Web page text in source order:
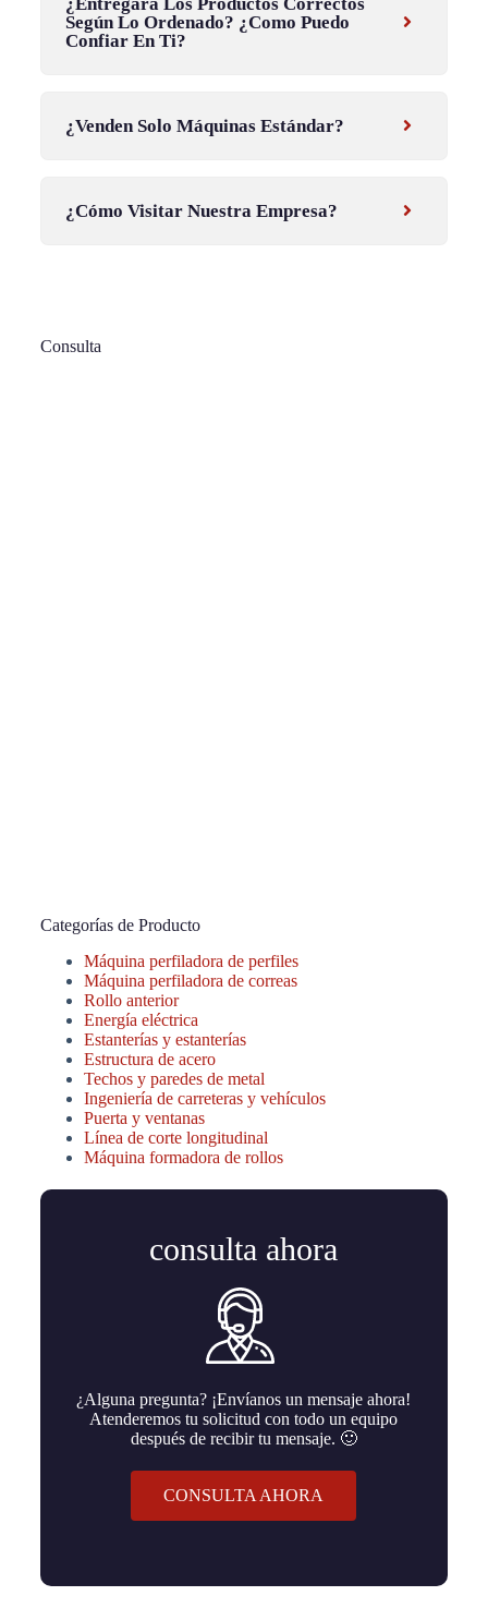
Según Lo Ordenado? ¿Como Puedo
Confiar En Ti?
¿Venden Solo Máquinas Estándar?
¿Cómo Visitar Nuestra Empresa?
Consulta
Categorías de Producto
Máquina perfiladora de perfiles
Máquina perfiladora de correas
Rollo anterior
Energía eléctrica
Estanterías y estanterías
Estructura de acero
Techos y paredes de metal
Ingeniería de carreteras y vehículos
Puerta y ventanas
Línea de corte longitudinal
Máquina formadora de rollos
consulta ahora
¿Alguna pregunta? ¡Envíanos un mensaje ahora!
Atenderemos tu solicitud con todo un equipo
después de recibir tu mensaje. 🙂
CONSULTA AHORA